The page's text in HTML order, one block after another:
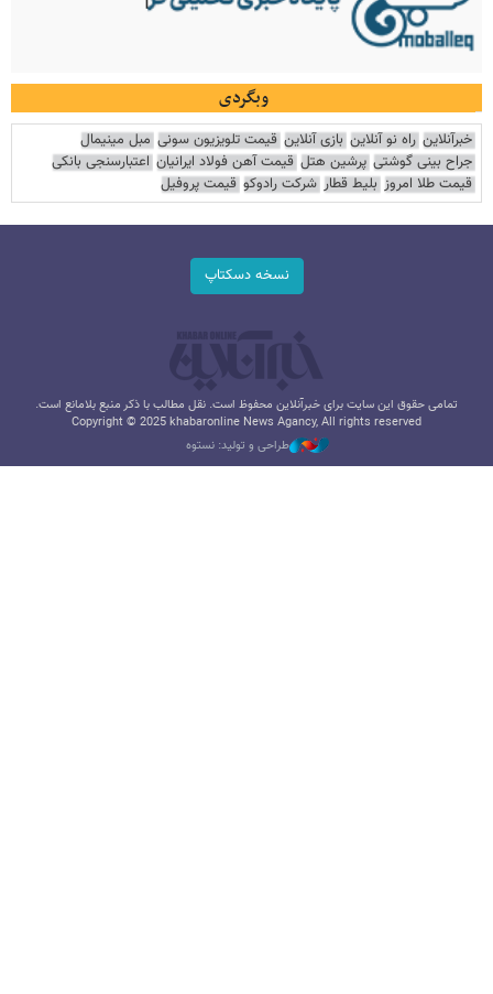
وبگردی
خبرآنلاین راه نو آنلاین بازی آنلاین قیمت تلویزیون سونی مبل مینیمال
جراح بینی گوشتی پرشین هتل قیمت آهن فولاد ایرانیان اعتبارسنجی بانکی
قیمت طلا امروز بلیط قطار شرکت رادوکو قیمت پروفیل
نسخه دسکتاپ
تمامی حقوق این سایت برای خبرآنلاین محفوظ است. نقل مطالب با ذکر منبع بلامانع است.
Copyright © 2025 khabaronline News Agancy, All rights reserved
طراحی و تولید: نستوه